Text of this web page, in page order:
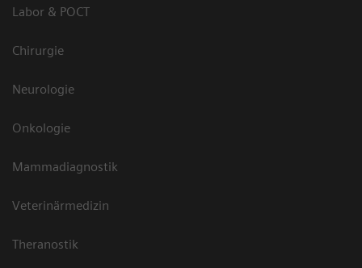
Labor & POCT
Chirurgie
Neurologie
Onkologie
Mammadiagnostik
Veterinärmedizin
Theranostik